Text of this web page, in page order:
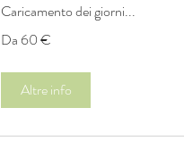
Caricamento dei giorni...
60
Da 60 €
Altre info